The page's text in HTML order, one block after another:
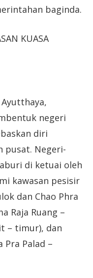
baginda.
KUASA
negeri
diri
pusat. Negeri-
di ketuai oleh
kawasan pesisir
dan Chao Phra
Raja Ruang –
– timur), dan
Pra Palad –